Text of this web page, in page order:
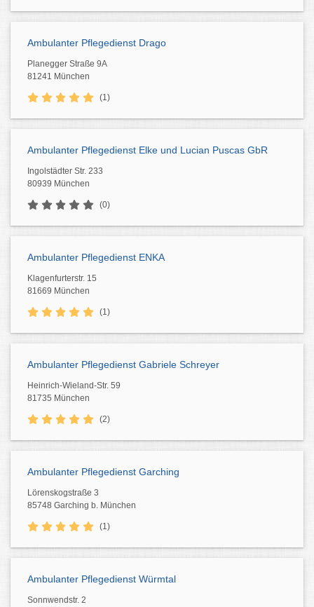
Ambulanter Pflegedienst Drago
Planegger Straße 9A
81241 München
(1)
Ambulanter Pflegedienst Elke und Lucian Puscas GbR
Ingolstädter Str. 233
80939 München
(0)
Ambulanter Pflegedienst ENKA
Klagenfurterstr. 15
81669 München
(1)
Ambulanter Pflegedienst Gabriele Schreyer
Heinrich-Wieland-Str. 59
81735 München
(2)
Ambulanter Pflegedienst Garching
Lörenskogstraße 3
85748 Garching b. München
(1)
Ambulanter Pflegedienst Würmtal
Sonnwendstr. 2